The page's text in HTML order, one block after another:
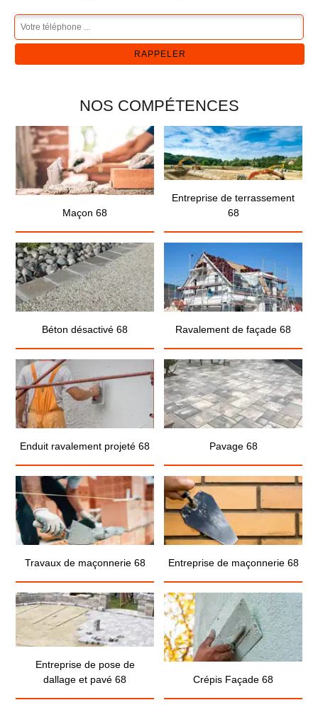
NOS COMPÉTENCES
Maçon 68
Entreprise de terrassement
68
Béton désactivé 68 Ravalement de façade 68
Enduit ravalement projeté 68 Pavage 68
Travaux de maçonnerie 68 Entreprise de maçonnerie 68
Entreprise de pose de
dallage et pavé 68
Crépis Façade 68